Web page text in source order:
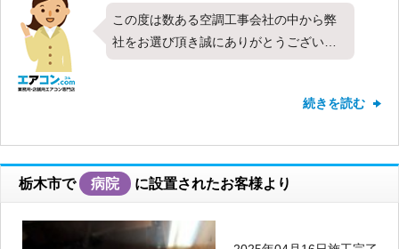
この度は数ある空調工事会社の中から弊
社をお選び頂き誠にありがとうございま
す。今回は日立製業務用エアコンの天井
取り付けさせて頂きました。すべての項
り付けしたエアコンは快適にご使用頂け
てますでしょうか？弊社では設置したエ
アコンのメンテナンスや分解洗浄なども
承っております。今後お使い頂く中で何
続きを読む
栃木市で 病院 に設置されたお客様より